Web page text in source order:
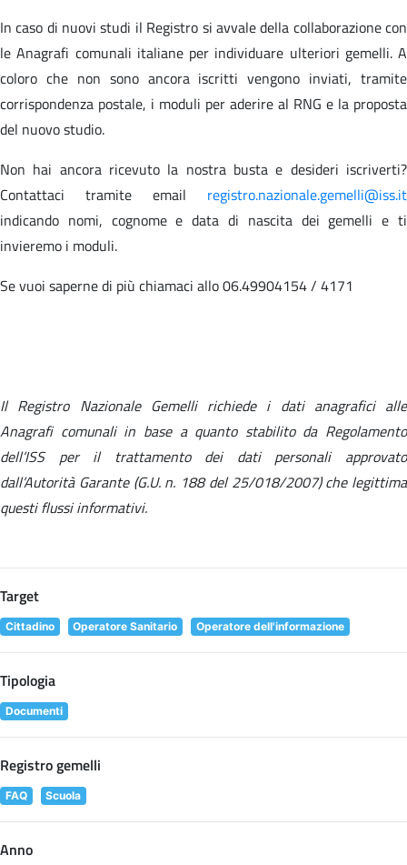
In caso di nuovi studi il Registro si avvale della collaborazione con
le Anagrafi comunali italiane per individuare ulteriori gemelli. A
coloro che non sono ancora iscritti vengono inviati, tramite
corrispondenza postale, i moduli per aderire al RNG e la proposta
del nuovo studio.
Non hai ancora ricevuto la nostra busta e desideri iscriverti?
Contattaci tramite email registro.nazionale.gemelli@iss.it
indicando nomi, cognome e data di nascita dei gemelli e ti
invieremo i moduli.
Se vuoi saperne di più chiamaci allo 06.49904154 / 4171
Il Registro Nazionale Gemelli richiede i dati anagrafici alle
Anagrafi comunali in base a quanto stabilito da Regolamento
dell’ISS per il trattamento dei dati personali approvato
dall’Autorità Garante (G.U. n. 188 del 25/018/2007) che legittima
questi flussi informativi.
Target
Cittadino Operatore Sanitario Operatore dell'informazione
Tipologia
Documenti
Registro gemelli
FAQ Scuola
Anno